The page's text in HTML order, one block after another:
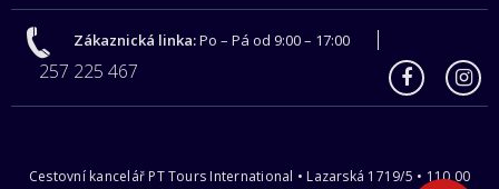
Zákaznická linka:Po – Pá od 9:00 – 17:00
257 225 467
Cestovní kancelář PT Tours International • Lazarská 1719/5 • 110 00